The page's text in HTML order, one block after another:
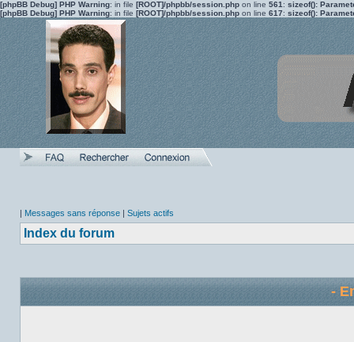
[phpBB Debug] PHP Warning: in file [ROOT]/phpbb/session.php on line 561 : sizeof():
[phpBB Debug] PHP Warning: in file [ROOT]/phpbb/session.php on line 617: sizeof():
| Messages sans réponse | Sujets actifs
Index du forum
-